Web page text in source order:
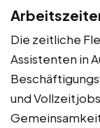
Die zeitliche
Assistenten in
und